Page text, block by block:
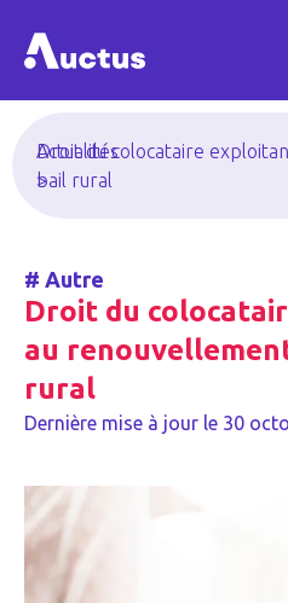
Actualités
>
Droit du colocataire
bail rural
# Autre
Droit du
au
rural
Dernière mise à jour le 30